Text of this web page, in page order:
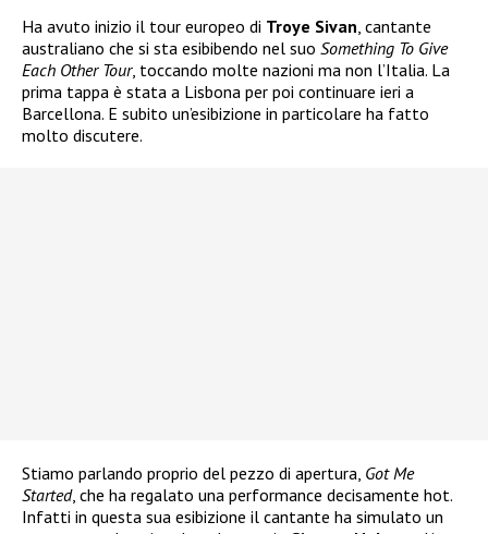
Ha avuto inizio il tour europeo di Troye Sivan, cantante
australiano che si sta esibibendo nel suo Something To Give
Each Other Tour, toccando molte nazioni ma non l’Italia. La
prima tappa è stata a Lisbona per poi continuare ieri a
Barcellona. E subito un’esibizione in particolare ha fatto
molto discutere.
Stiamo parlando proprio del pezzo di apertura, Got Me
Started, che ha regalato una performance decisamente hot.
Infatti in questa sua esibizione il cantante ha simulato un